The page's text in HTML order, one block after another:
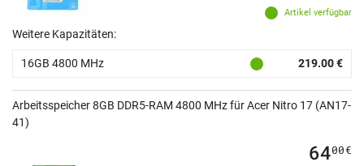
Artikel verfügbar
Weitere Kapazitäten:
16GB 4800 MHz 219.00 €
Arbeitsspeicher 8GB DDR5-RAM 4800 MHz für Acer Nitro 17 (AN17-
41)
6400€